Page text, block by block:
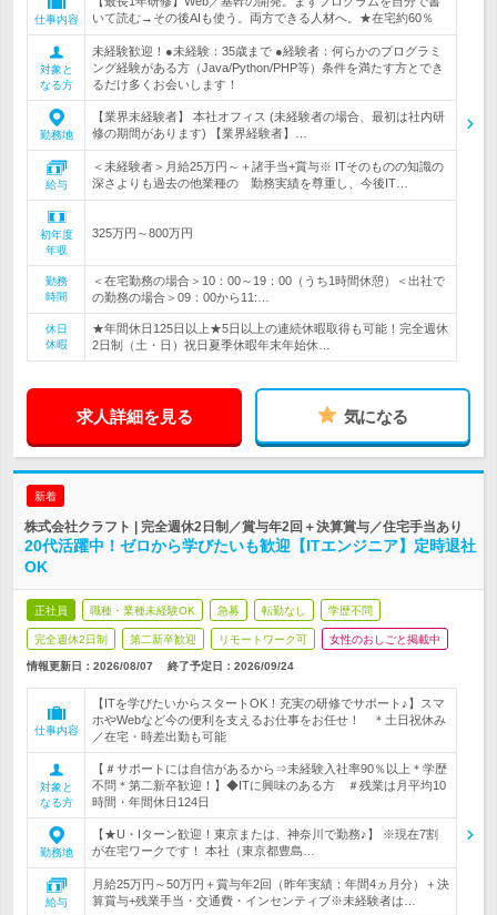
仕事内容
いて読む→その後AIも使う。両方できる人材へ。★在宅約60％
対象と
なる方
未経験歓迎！●未経験：35歳まで ●経験者：何らかのプログラミ
ング経験がある方（Java/Python/PHP等）条件を満たす方とでき
るだけ多くお会いします！
勤務地
【業界未経験者】 本社オフィス (未経験者の場合、最初は社内研
修の期間があります) 【業界経験者】…
給与
＜未経験者＞月給25万円～＋諸手当+賞与※ ITそのものの知識の
深さよりも過去の他業種の 勤務実績を尊重し、今後IT…
初年度
年収
325万円～800万円
勤務
時間
＜在宅勤務の場合＞10：00～19：00（うち1時間休憩）＜出社で
の勤務の場合＞09：00から11:…
休日
休暇
★年間休日125日以上★5日以上の連続休暇取得も可能！完全週休
2日制（土・日）祝日夏季休暇年末年始休…
求人詳細を見る 気になる
新着
株式会社クラフト | 完全週休2日制／賞与年2回＋決算賞与／住宅手当あり
20代活躍中！ゼロから学びたいも歓迎【ITエンジニア】定時退社
OK
正社員 職種・業種未経験OK 急募 転勤なし 学歴不問
完全週休2日制 第二新卒歓迎 リモートワーク可 女性のおしごと掲載中
情報更新日：2026/08/07 終了予定日： 2026/09/24
仕事内容
【ITを学びたいからスタートOK！充実の研修でサポート♪】スマ
ホやWebなど今の便利を支えるお仕事をお任せ！ ＊土日祝休み
／在宅・時差出勤も可能
対象と
なる方
【＃サポートには自信があるから⇒未経験入社率90％以上＊学歴
不問＊第二新卒歓迎！】◆ITに興味のある方 ＃残業は月平均10
時間・年間休日124日
勤務地
【★U・Iターン歓迎！東京または、神奈川で勤務♪】 ※現在7割
が在宅ワークです！ 本社（東京都豊島…
給与
月給25万円～50万円＋賞与年2回（昨年実績：年間4ヵ月分）＋決
算賞与+残業手当・交通費・インセンティブ※未経験者は…